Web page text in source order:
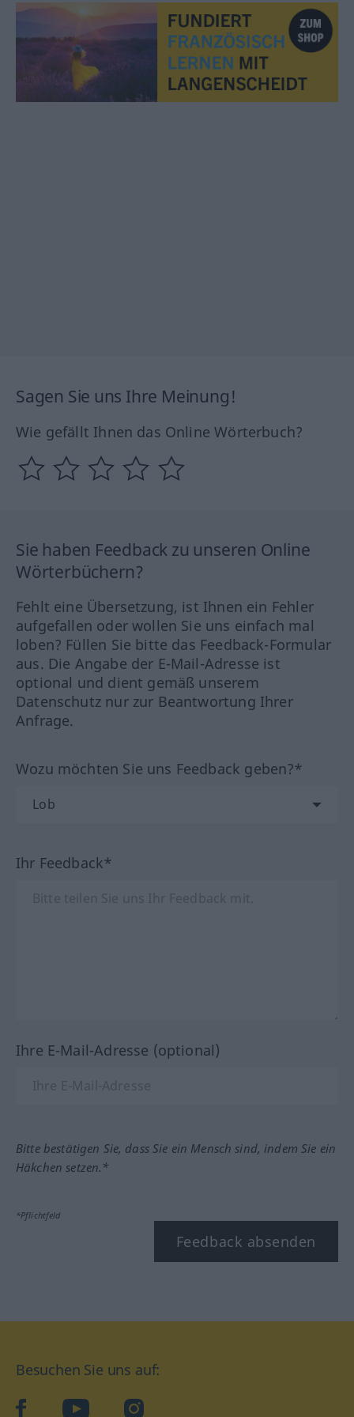
Sagen Sie uns Ihre Meinung!
Wie gefällt Ihnen das Online Wörterbuch?
Sie haben Feedback zu unseren Online
Wörterbüchern?
Fehlt eine Übersetzung, ist Ihnen ein Fehler
aufgefallen oder wollen Sie uns einfach mal
loben? Füllen Sie bitte das Feedback-Formular
aus. Die Angabe der E-Mail-Adresse ist
optional und dient gemäß unserem
Datenschutz nur zur Beantwortung Ihrer
Anfrage.
Wozu möchten Sie uns Feedback geben?*
Ihr Feedback*
Ihre E-Mail-Adresse (optional)
Bitte bestätigen Sie, dass Sie ein Mensch sind, indem Sie ein
Häkchen setzen.*
*Pflichtfeld
Feedback absenden
Besuchen Sie uns auf:
facebookYouTube Instagram